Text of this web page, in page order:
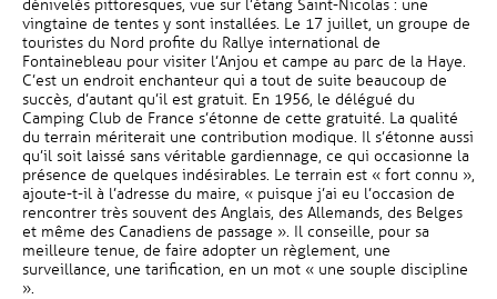
dénivelés pittoresques, vue sur l’étang Saint-Nicolas : une
vingtaine de tentes y sont installées. Le 17 juillet, un groupe de
touristes du Nord profite du Rallye international de
Fontainebleau pour visiter l’Anjou et campe au parc de la Haye.
C’est un endroit enchanteur qui a tout de suite beaucoup de
succès, d’autant qu’il est gratuit. En 1956, le délégué du
Camping Club de France s’étonne de cette gratuité. La qualité
du terrain mériterait une contribution modique. Il s’étonne aussi
qu’il soit laissé sans véritable gardiennage, ce qui occasionne la
présence de quelques indésirables. Le terrain est « fort connu »,
ajoute-t-il à l’adresse du maire, « puisque j’ai eu l’occasion de
rencontrer très souvent des Anglais, des Allemands, des Belges
et même des Canadiens de passage ». Il conseille, pour sa
meilleure tenue, de faire adopter un règlement, une
surveillance, une tarification, en un mot « une souple discipline
».